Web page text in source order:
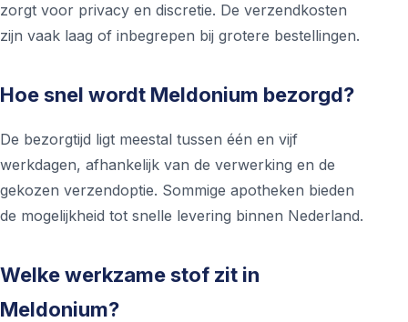
zorgt voor privacy en discretie. De verzendkosten
zijn vaak laag of inbegrepen bij grotere bestellingen.
Hoe snel wordt Meldonium bezorgd?
De bezorgtijd ligt meestal tussen één en vijf
werkdagen, afhankelijk van de verwerking en de
gekozen verzendoptie. Sommige apotheken bieden
de mogelijkheid tot snelle levering binnen Nederland.
Welke werkzame stof zit in
Meldonium?